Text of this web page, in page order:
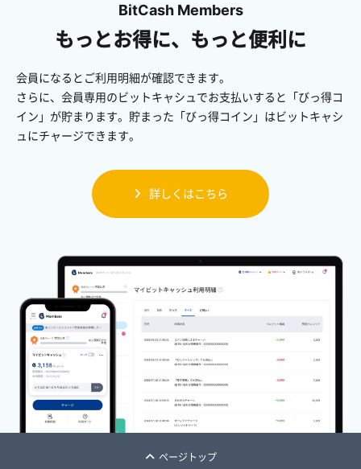
BitCash Members
もっとお得に、もっと便利に
会員になるとご利用明細が確認できます。
さらに、会員専用のビットキャシュでお支払いすると「びっ得コ
イン」が貯まります。貯まった「びっ得コイン」はビットキャシ
ュにチャージできます。
詳しくはこちら
ページトップ